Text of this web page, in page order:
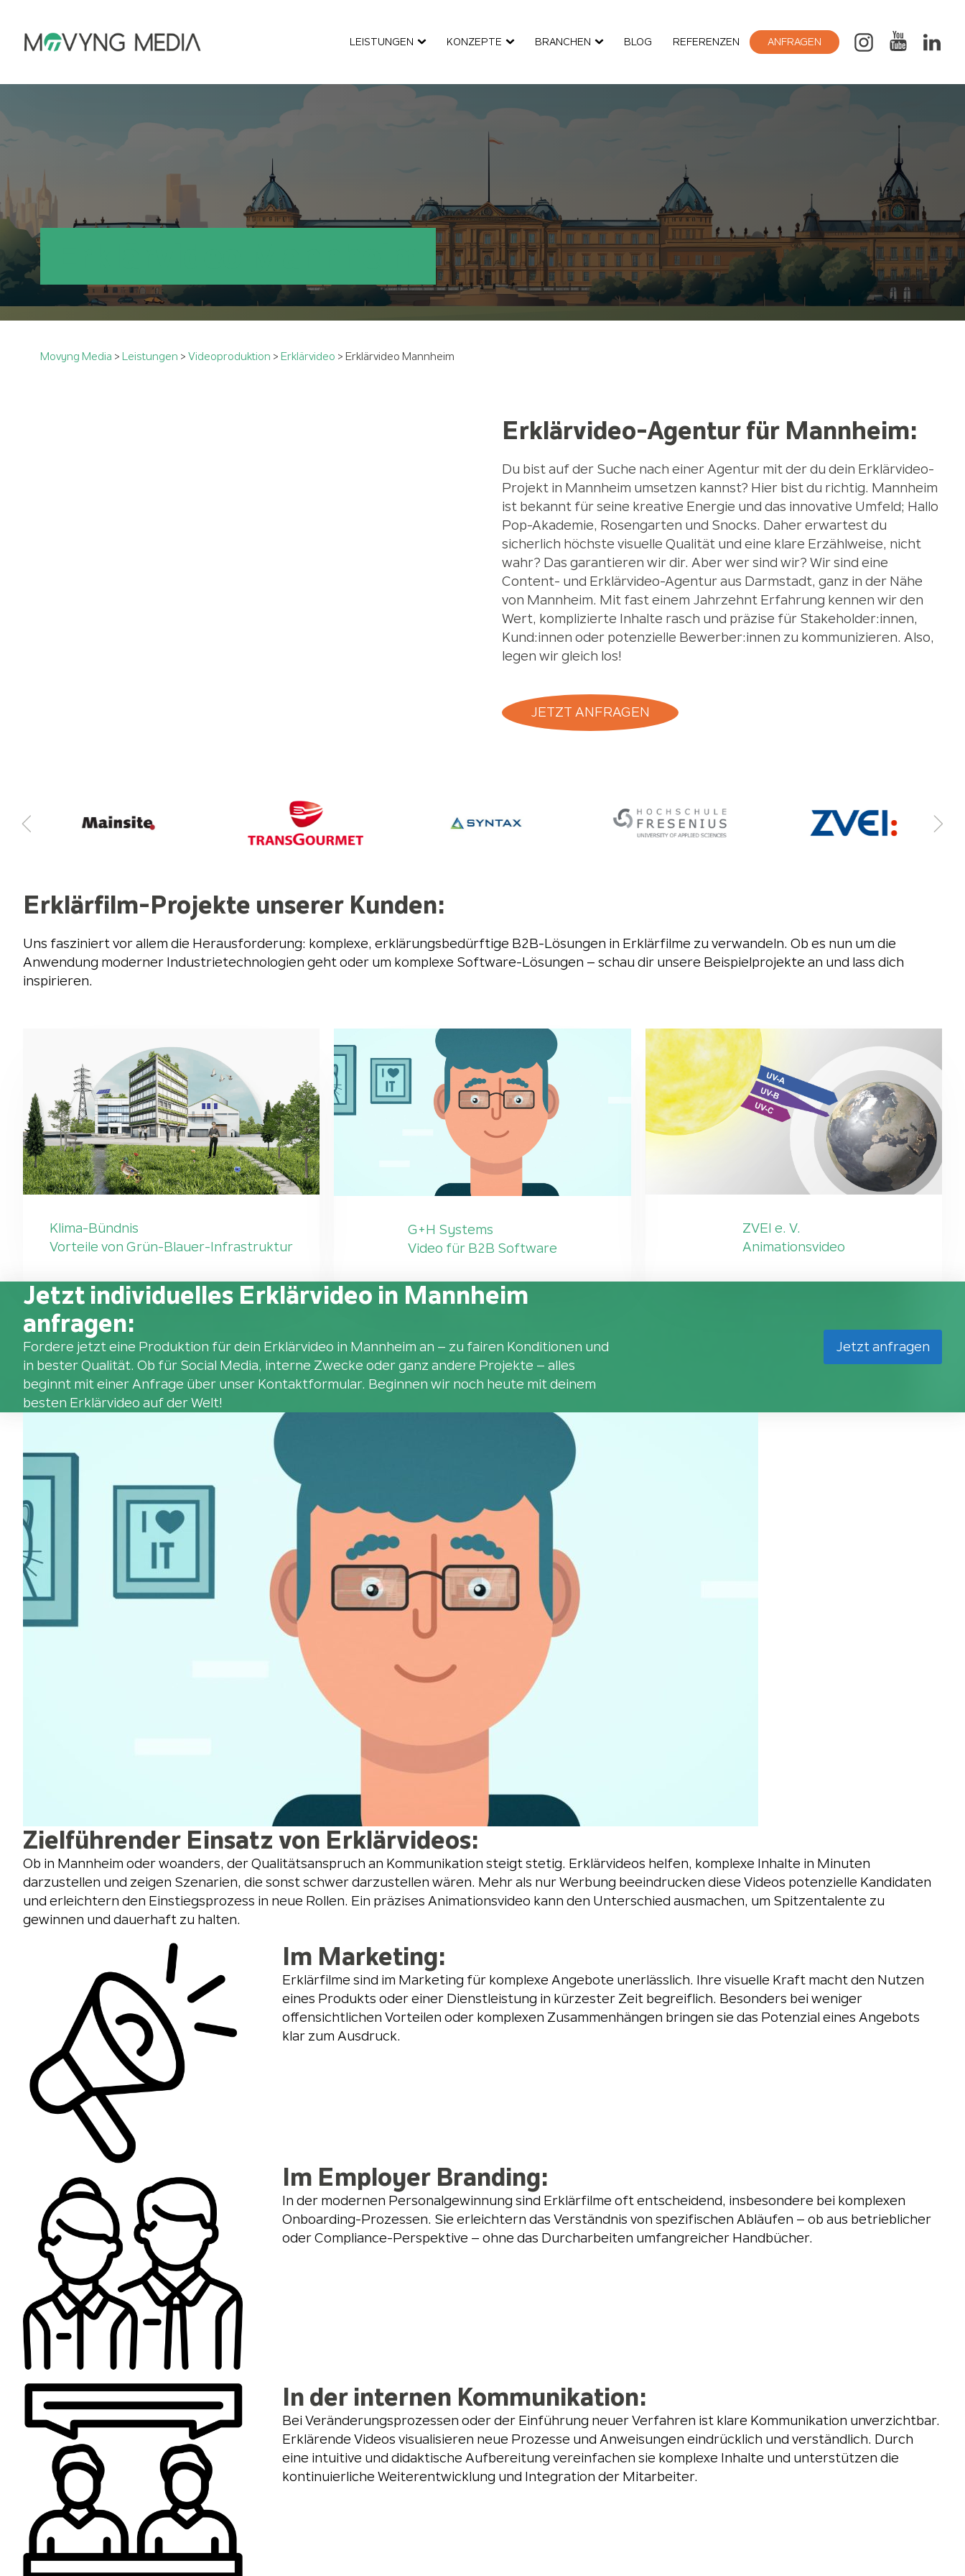
LEISTUNGEN KONZEPTE BRANCHEN BLOG REFERENZEN ANFRAGEN
Movyng Media > Leistungen > Videoproduktion > Erklärvideo > Erklärvideo Mannheim
Erklärvideo-Agentur für Mannheim:
Du bist auf der Suche nach einer Agentur mit der du dein Erklärvideo-
Projekt in Mannheim umsetzen kannst? Hier bist du richtig. Mannheim
ist bekannt für seine kreative Energie und das innovative Umfeld; Hallo
Pop-Akademie, Rosengarten und Snocks. Daher erwartest du
sicherlich höchste visuelle Qualität und eine klare Erzählweise, nicht
wahr? Das garantieren wir dir. Aber wer sind wir? Wir sind eine
Content- und Erklärvideo-Agentur aus Darmstadt, ganz in der Nähe
von Mannheim. Mit fast einem Jahrzehnt Erfahrung kennen wir den
Wert, komplizierte Inhalte rasch und präzise für Stakeholder:innen,
Kund:innen oder potenzielle Bewerber:innen zu kommunizieren. Also,
legen wir gleich los!
JETZT ANFRAGEN
Erklärfilm-Projekte unserer Kunden:
Uns fasziniert vor allem die Herausforderung: komplexe, erklärungsbedürftige B2B-Lösungen in Erklärfilme zu verwandeln. Ob es nun um die
Anwendung moderner Industrietechnologien geht oder um komplexe Software-Lösungen – schau dir unsere Beispielprojekte an und lass dich
inspirieren.
Klima-Bündnis
Vorteile von Grün-Blauer-Infrastruktur
G+H Systems
Video für B2B Software
ZVEI e. V.
Animationsvideo
Jetzt individuelles Erklärvideo in Mannheim
anfragen:
Fordere jetzt eine Produktion für dein Erklärvideo in Mannheim an – zu fairen Konditionen und
in bester Qualität. Ob für Social Media, interne Zwecke oder ganz andere Projekte – alles
beginnt mit einer Anfrage über unser Kontaktformular. Beginnen wir noch heute mit deinem
besten Erklärvideo auf der Welt!
Jetzt anfragen
Zielführender Einsatz von Erklärvideos:
Ob in Mannheim oder woanders, der Qualitätsanspruch an Kommunikation steigt stetig. Erklärvideos helfen, komplexe Inhalte in Minuten
darzustellen und zeigen Szenarien, die sonst schwer darzustellen wären. Mehr als nur Werbung beeindrucken diese Videos potenzielle Kandidaten
und erleichtern den Einstiegsprozess in neue Rollen. Ein präzises Animationsvideo kann den Unterschied ausmachen, um Spitzentalente zu
gewinnen und dauerhaft zu halten.
Im Marketing:
Erklärfilme sind im Marketing für komplexe Angebote unerlässlich. Ihre visuelle Kraft macht den Nutzen
eines Produkts oder einer Dienstleistung in kürzester Zeit begreiflich. Besonders bei weniger
offensichtlichen Vorteilen oder komplexen Zusammenhängen bringen sie das Potenzial eines Angebots
klar zum Ausdruck.
Im Employer Branding:
In der modernen Personalgewinnung sind Erklärfilme oft entscheidend, insbesondere bei komplexen
Onboarding-Prozessen. Sie erleichtern das Verständnis von spezifischen Abläufen – ob aus betrieblicher
oder Compliance-Perspektive – ohne das Durcharbeiten umfangreicher Handbücher.
In der internen Kommunikation:
Bei Veränderungsprozessen oder der Einführung neuer Verfahren ist klare Kommunikation unverzichtbar.
Erklärende Videos visualisieren neue Prozesse und Anweisungen eindrücklich und verständlich. Durch
eine intuitive und didaktische Aufbereitung vereinfachen sie komplexe Inhalte und unterstützen die
kontinuierliche Weiterentwicklung und Integration der Mitarbeiter.